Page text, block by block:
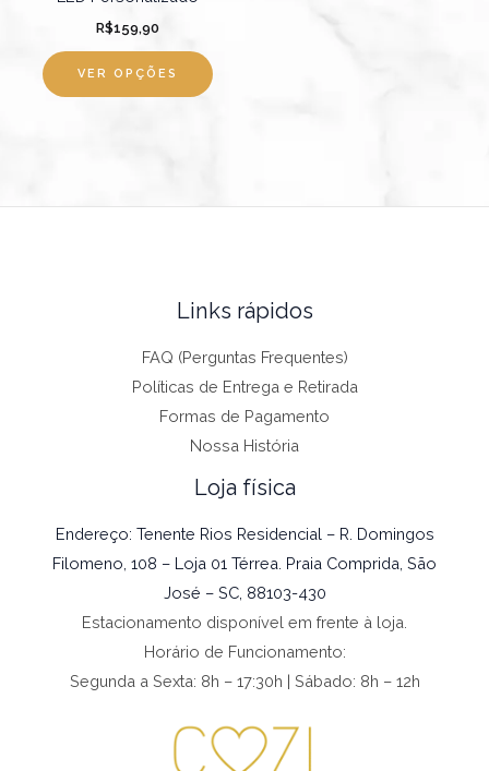
R$159,90
VER OPÇÕES
Links rápidos
FAQ (Perguntas Frequentes)
Políticas de Entrega e Retirada
Formas de Pagamento
Nossa História
Loja física
Endereço: Tenente Rios Residencial – R. Domingos
Filomeno, 108 – Loja 01 Térrea. Praia Comprida, São
José – SC, 88103-430
Estacionamento disponível em frente à loja.
Horário de Funcionamento:
Segunda a Sexta: 8h – 17:30h | Sábado: 8h – 12h